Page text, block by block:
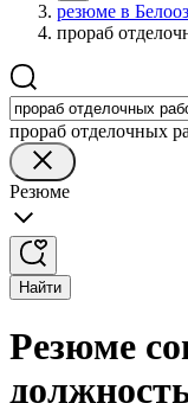
резюме в
прораб
прораб отделочных
Резюме
Найти
Резюме